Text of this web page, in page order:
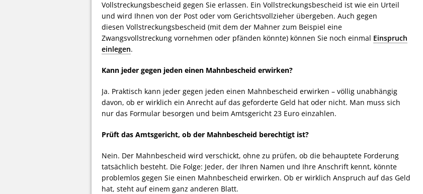
Vollstreckungsbescheid gegen Sie erlassen. Ein Vollstreckungsbescheid ist wie ein Urteil
und wird Ihnen von der Post oder vom Gerichtsvollzieher übergeben. Auch gegen
diesen Vollstreckungsbescheid (mit dem der Mahner zum Beispiel eine
Zwangsvollstreckung vornehmen oder pfänden könnte) können Sie noch einmal Einspruch
einlegen.
Kann jeder gegen jeden einen Mahnbescheid erwirken?
Ja. Praktisch kann jeder gegen jeden einen Mahnbescheid erwirken – völlig unabhängig
davon, ob er wirklich ein Anrecht auf das geforderte Geld hat oder nicht. Man muss sich
nur das Formular besorgen und beim Amtsgericht 23 Euro einzahlen.
Prüft das Amtsgericht, ob der Mahnbescheid berechtigt ist?
Nein. Der Mahnbescheid wird verschickt, ohne zu prüfen, ob die behauptete Forderung
tatsächlich besteht. Die Folge: Jeder, der Ihren Namen und Ihre Anschrift kennt, könnte
problemlos gegen Sie einen Mahnbescheid erwirken. Ob er wirklich Anspruch auf das Geld
hat, steht auf einem ganz anderen Blatt.